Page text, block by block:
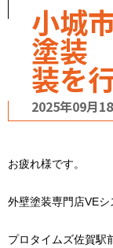
小城
塗装
装を
2025年09月
お疲れ様です。
外壁塗装専門店VEシ
プロタイムズ佐賀駅